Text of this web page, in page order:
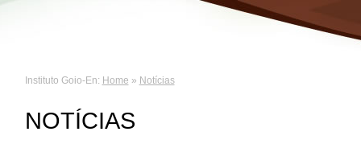
Instituto Goio-En: Home » Notícias
NOTÍCIAS